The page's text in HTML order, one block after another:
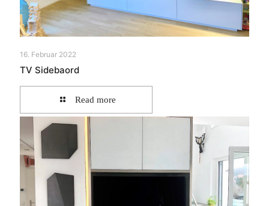
16. Februar 2022
TV Sidebaord
Read more